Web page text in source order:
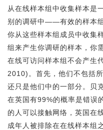
从在线样本组中收集样本是
别的调研中——有效的样本
你从这些样本组成员中收集
组来产生你调研的样本，你
在线可访问样本组不会产生
2010)。首先，他们不包括
还只是他们中的一部分。贝
在英国有99%的概率是错误
的人可以接触网络，英国在
成年人被排除在在线样本组